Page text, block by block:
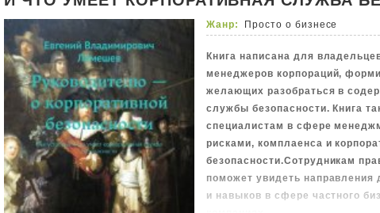
Жанр: Просто о бизнесе
Книга написана для
менеджеров корпораций,
желающих разобраться в
службы безопасности. Книга
специалистам в сфере
рисками, комплаенса и
безопасности.Сотрудникам
поможет увидеть направления
и навыков в сфере частного